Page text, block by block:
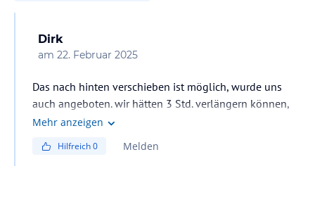
Dirk
am 22. Februar 2025
Das nach hinten verschieben ist möglich, wurde uns
auch angeboten. wir hätten 3 Std. verlängern können,
hätte uns aber nix gebracht, daher haben wir es auch
Mehr anzeigen
Hilfreich0 Melden